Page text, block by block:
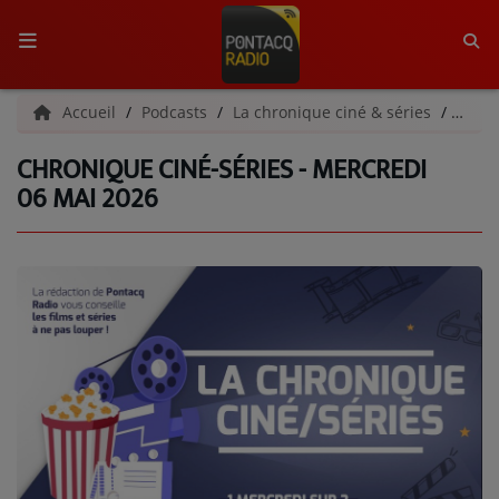
ACCUEIL
RADIO
GRILLE DES PROGRAMMES
C'ÉTAIT QUOI CE TITRE ?
MÉDIAS
PODCASTS - SAISON 2026/2027
Accueil Podcasts La chronique ciné & séries
CHRONIQUE CINÉ-SÉRIES - MERCREDI
06 MAI 2026